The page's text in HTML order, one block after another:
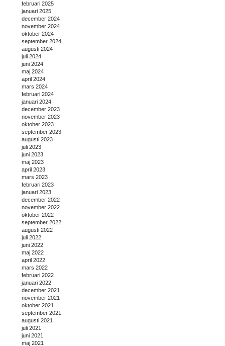
februari 2025
januari 2025
december 2024
november 2024
oktober 2024
september 2024
augusti 2024
juli 2024
juni 2024
maj 2024
april 2024
mars 2024
februari 2024
januari 2024
december 2023
november 2023
oktober 2023
september 2023
augusti 2023
juli 2023
juni 2023
maj 2023
april 2023
mars 2023
februari 2023
januari 2023
december 2022
november 2022
oktober 2022
september 2022
augusti 2022
juli 2022
juni 2022
maj 2022
april 2022
mars 2022
februari 2022
januari 2022
december 2021
november 2021
oktober 2021
september 2021
augusti 2021
juli 2021
juni 2021
maj 2021